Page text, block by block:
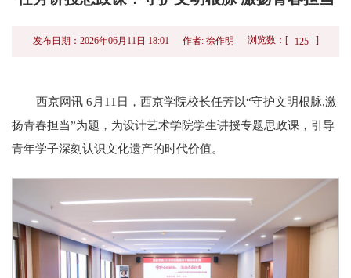
发布日期：2026年06月11日 18:01 作者: 徐作明 浏览数：[ 125 ]
西京网讯 6月11日，西京学院校长任芳以“守护文明根脉,激
扬青春担当”为题，为设计艺术学院学生讲授专题思政课，引导
青年学子深刻认识文化遗产的时代价值。